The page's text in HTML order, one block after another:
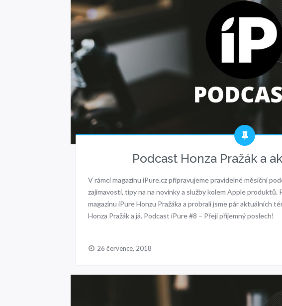
Podcast Honza Pražák a
V rámci magazínu iPure.cz připravujeme pravidelné měsíční
zajímavosti, tipy na na novinky a služby kolem Apple produktů.
magazínu iPure Honzu Pražáka a probrali jsme pár aktuálních
Honza Pražák a já. Podcast iPure #8 – Přeji příjemný poslech!
26 července, 2018